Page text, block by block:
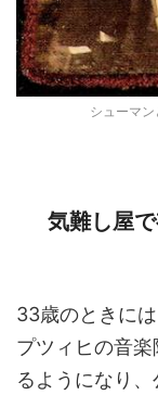
シューマ
気難し屋
33歳のときに
プツィヒの音
るようになり、